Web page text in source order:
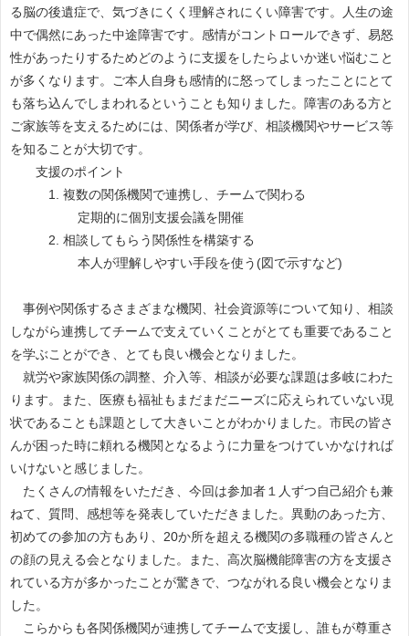
る脳の後遺症で、気づきにくく理解されにくい障害です。人生の途
中で偶然にあった中途障害です。感情がコントロールできず、易怒
性があったりするためどのように支援をしたらよいか迷い悩むこと
が多くなります。ご本人自身も感情的に怒ってしまったことにとて
も落ち込んでしまわれるということも知りました。障害のある方と
ご家族等を支えるためには、関係者が学び、相談機関やサービス等
を知ることが大切です。
支援のポイント
1. 複数の関係機関で連携し、チームで関わる
定期的に個別支援会議を開催
2. 相談してもらう関係性を構築する
本人が理解しやすい手段を使う(図で示すなど)
事例や関係するさまざまな機関、社会資源等について知り、相談
しながら連携してチームで支えていくことがとても重要であること
を学ぶことができ、とても良い機会となりました。
就労や家族関係の調整、介入等、相談が必要な課題は多岐にわた
ります。また、医療も福祉もまだまだニーズに応えられていない現
状であることも課題として大きいことがわかりました。市民の皆さ
んが困った時に頼れる機関となるように力量をつけていかなければ
いけないと感じました。
たくさんの情報をいただき、今回は参加者１人ずつ自己紹介も兼
ねて、質問、感想等を発表していただきました。異動のあった方、
初めての参加の方もあり、20か所を超える機関の多職種の皆さんと
の顔の見える会となりました。また、高次脳機能障害の方を支援さ
れている方が多かったことが驚きで、つながれる良い機会となりま
した。
こらからも各関係機関が連携してチームで支援し、誰もが尊重さ